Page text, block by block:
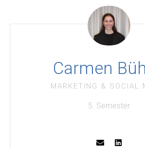
Carmen
MARKETING & SOCIAL
5. Semester